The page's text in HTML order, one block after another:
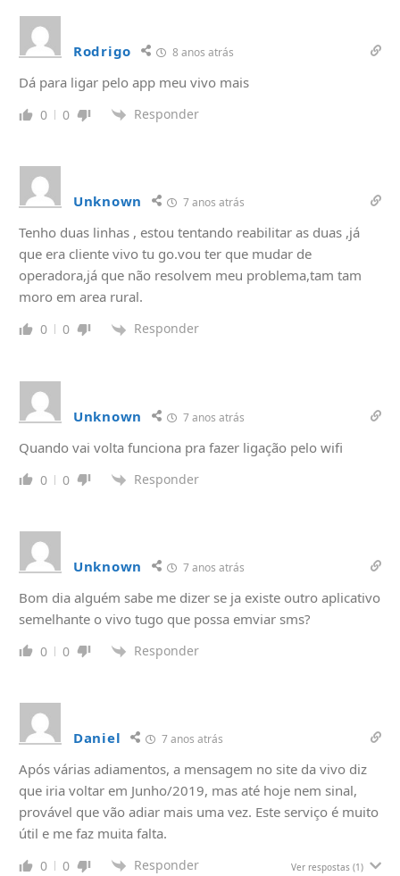
Rodrigo 8 anos atrás
Dá para ligar pelo app meu vivo mais
0 0 Responder
Unknown 7 anos atrás
Tenho duas linhas , estou tentando reabilitar as duas ,já
que era cliente vivo tu go.vou ter que mudar de
operadora,já que não resolvem meu problema,tam tam
moro em area rural.
0 0 Responder
Unknown 7 anos atrás
Quando vai volta funciona pra fazer ligação pelo wifi
0 0 Responder
Unknown 7 anos atrás
Bom dia alguém sabe me dizer se ja existe outro aplicativo
semelhante o vivo tugo que possa emviar sms?
0 0 Responder
Daniel 7 anos atrás
Após várias adiamentos, a mensagem no site da vivo diz
que iria voltar em Junho/2019, mas até hoje nem sinal,
provável que vão adiar mais uma vez. Este serviço é muito
útil e me faz muita falta.
0 0 Responder Ver respostas (1)